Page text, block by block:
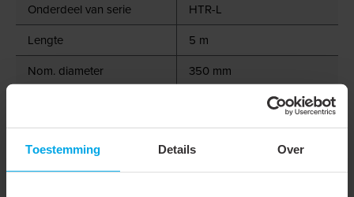
Toestemming Details Over
Onderdeel van serie
HTR-L
Lengte
5 m
Nom. diameter
350 mm
Materiaal slang
Polyester PVC coating